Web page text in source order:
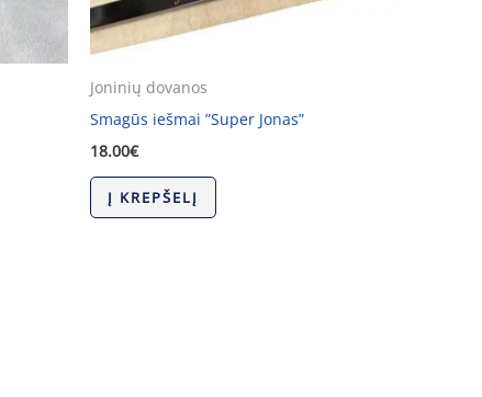
Joninių dovanos
Smagūs iešmai ”Super Jonas”
18.00€
Į KREPŠELĮ